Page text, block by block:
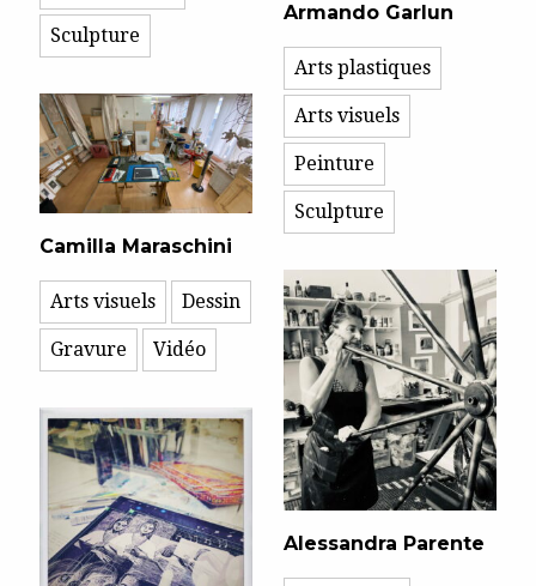
Sculpture
Armando Garlun
Arts plastiques
Arts visuels
Peinture
Sculpture
Camilla Maraschini
Arts visuels Dessin
Gravure Vidéo
Alessandra Parente